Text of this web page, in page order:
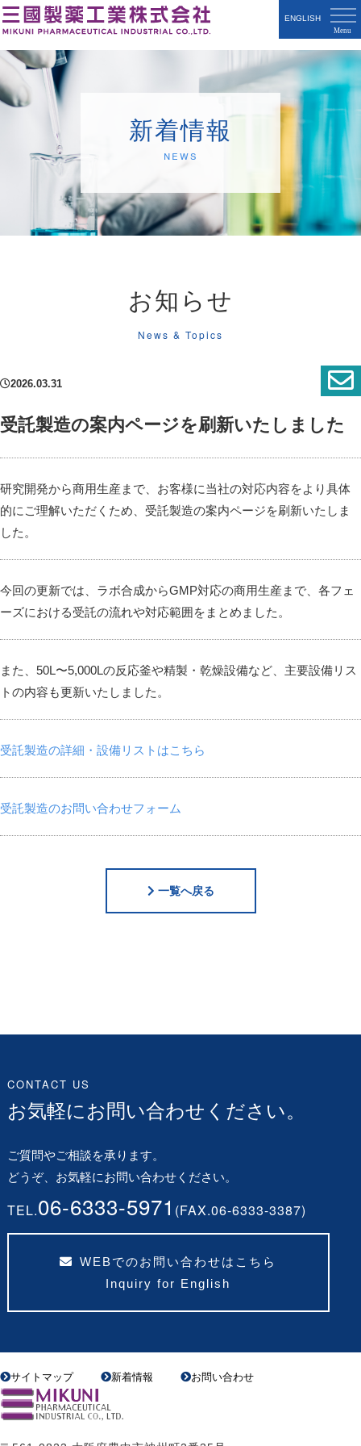
ENGLISH
新着情報
News
お知らせ
News & Topics
2026.03.31
受託製造の案内ページを刷新いたしました
研究開発から商用生産まで、お客様に当社の対応内容をより具体
的にご理解いただくため、受託製造の案内ページを刷新いたしま
した。
今回の更新では、ラボ合成からGMP対応の商用生産まで、各フェ
ーズにおける受託の流れや対応範囲をまとめました。
また、50L〜5,000Lの反応釜や精製・乾燥設備など、主要設備リス
トの内容も更新いたしました。
受託製造の詳細・設備リストはこちら
受託製造のお問い合わせフォーム
一覧へ戻る
CONTACT US
お気軽にお問い合わせください。
ご質問やご相談を承ります。
どうぞ、お気軽にお問い合わせください。
TEL.06-6333-5971 (FAX.06-6333-3387)
WEBでのお問い合わせはこちら
Inquiry for English
サイトマップ 新着情報 お問い合わせ